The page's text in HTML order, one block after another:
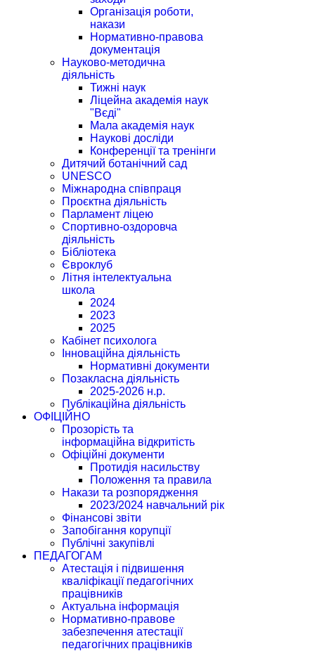
Організація роботи,
накази
Нормативно-правова
документація
Науково-методична
діяльність
Тижні наук
Ліцейна академія наук
"Вєді"
Мала академія наук
Наукові досліди
Конференції та тренінги
Дитячий ботанічний сад
UNESCO
Міжнародна співпраця
Проєктна діяльність
Парламент ліцею
Спортивно-оздоровча
діяльність
Бібліотека
Євроклуб
Літня інтелектуальна
школа
2024
2023
2025
Кабінет психолога
Інноваційна діяльність
Нормативні документи
Позакласна діяльність
2025-2026 н.р.
Публікаційна діяльність
ОФІЦІЙНО
Прозорість та
інформаційна відкритість
Офіційні документи
Протидія насильству
Положення та правила
Накази та розпорядження
2023/2024 навчальний рік
Фінансові звіти
Запобігання корупції
Публічні закупівлі
ПЕДАГОГАМ
Атестація і підвишення
кваліфікації педагогічних
працівників
Актуальна інформація
Нормативно-правове
забезпечення атестації
педагогічних працівників